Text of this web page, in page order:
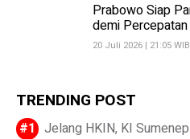
Prabowo Siap
demi
20 Juli 2026 | 21:05 WIB
TRENDING POST
Jelang HKIN, KI